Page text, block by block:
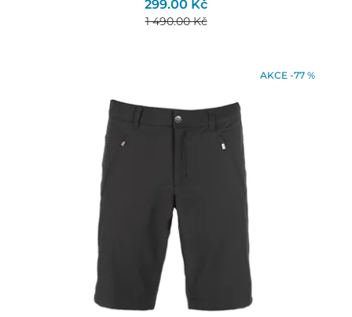
299.00 Kč
1 490.00 Kč
AKCE -77 %